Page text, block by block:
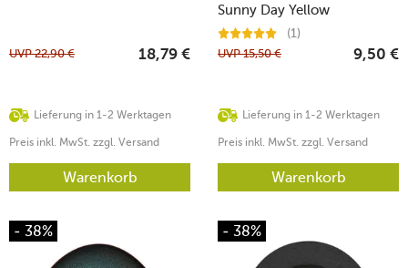
Lieferung in 1-2 Werktagen
UVP22,90 € 18,79 €
Preis inkl. MwSt. zzgl. Versand
Warenkorb
Sunny Day Yellow
(1)
Lieferung in 1-2 Werktagen
UVP15,50 € 9,50 €
Preis inkl. MwSt. zzgl. Versand
Warenkorb
- 38% - 38%